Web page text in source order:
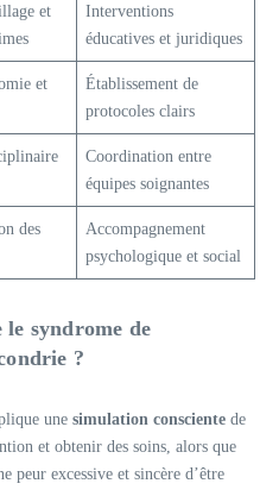
et
Interventions
éducatives et juridiques
et
Établissement de
protocoles clairs
Coordination entre
équipes soignantes
des
Accompagnement
psychologique et social
le syndrome de
?
une simulation consciente de
et obtenir des soins, alors que
peur excessive et sincère d’être